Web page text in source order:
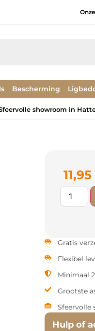
Bescherming
showroom in
11,95
Gratis
Flexibel
Minimaal
Grootste
Sfeervolle
Hulp of